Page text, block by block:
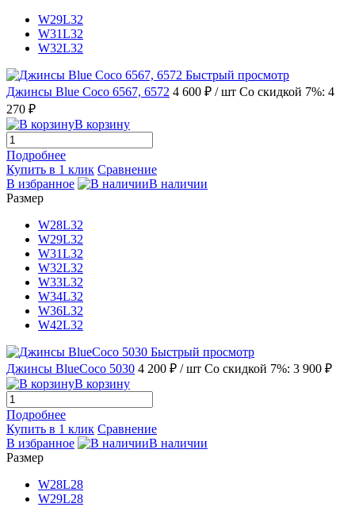
W29L32
W31L32
W32L32
Быстрый просмотр
Джинсы Blue Coco 6567, 6572 4 600 ₽ / шт Со скидкой 7%: 4
270 ₽
В корзину
Подробнее
Купить в 1 клик Сравнение
В избранное
В наличии
Размер
W28L32
W29L32
W31L32
W32L32
W33L32
W34L32
W36L32
W42L32
Быстрый просмотр
Джинсы BlueCoco 5030 4 200 ₽ / шт Со скидкой 7%: 3 900 ₽
В корзину
Подробнее
Купить в 1 клик Сравнение
В избранное
В наличии
Размер
W28L28
W29L28